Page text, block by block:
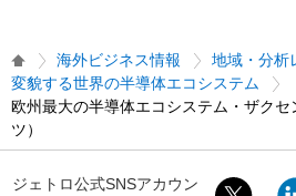
海外ビジネス情報 地域・分析
変貌する世界の半導体エコシステム
欧州最大の半導体エコシステム・ザクセ
ツ）
ジェトロ公式SNSアカウン